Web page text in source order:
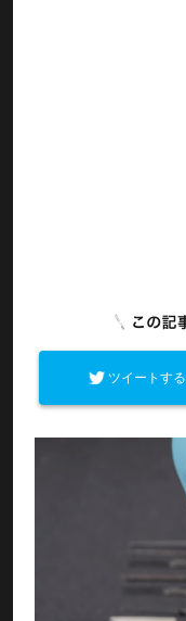
ツイートする